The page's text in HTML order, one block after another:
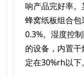
响产品完好率
蜂窝纸板组合
0.3%。湿度控
的设备，内置
定在30%rh以下。